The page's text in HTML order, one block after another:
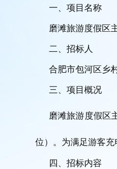
一、项目名称
磨滩旅游度假区
二、招标人
合肥市包河区乡
三、项目概况
磨滩旅游度假区
位）。为满足游客
四、招标内容